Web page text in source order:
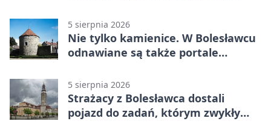
5 sierpnia 2026
Nie tylko kamienice. W Bolesławcu
odnawiane są także portale
5 sierpnia 2026
Strażacy z Bolesławca dostali
pojazd do zadań, którym zwykły